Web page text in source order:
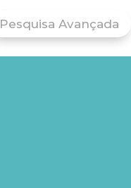
Pesquisa Avançada